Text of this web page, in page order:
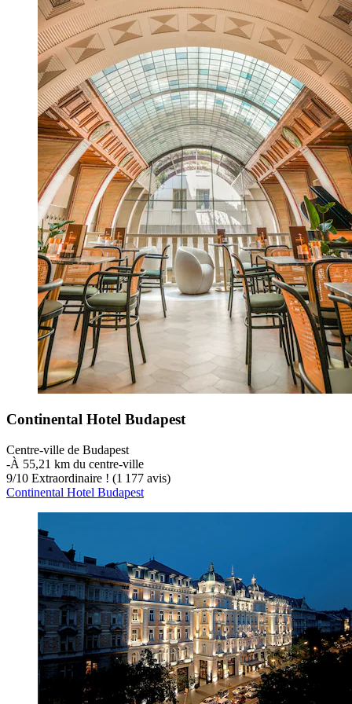
Continental Hotel Budapest
Centre-ville de Budapest
‐À 55,21 km du centre-ville
9/10 Extraordinaire ! (1 177 avis)
Continental Hotel Budapest